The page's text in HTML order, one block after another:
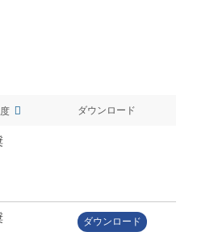
ダウンロード
ダウンロード